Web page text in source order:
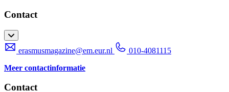
Contact
erasmusmagazine@em.eur.nl
010-4081115
Meer contactinformatie
Contact